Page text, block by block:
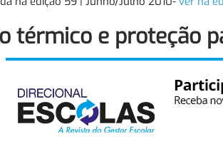
térmico e proteção